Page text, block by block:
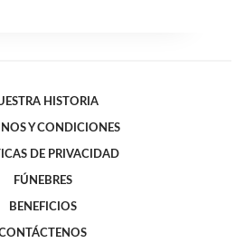
HISTORIA
Y CONDICIONES
DE PRIVACIDAD
FÚNEBRES
BENEFICIOS